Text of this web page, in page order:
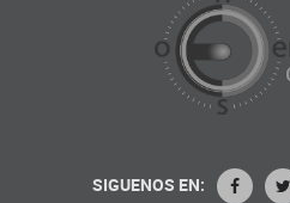
SIGUENOS EN: